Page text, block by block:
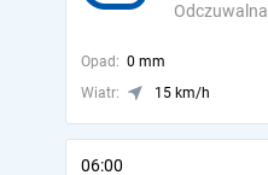
Odczuwalna
Opad: 0 mm
Wiatr:
15 km/h
06:00